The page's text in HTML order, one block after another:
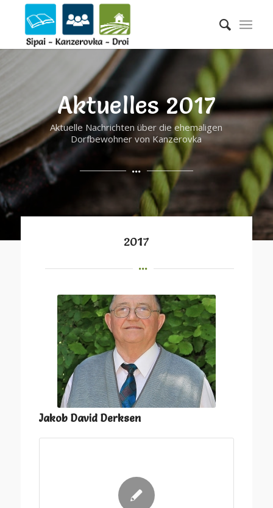
Aktuelles 2017
Aktuelle Nachrichten über die ehemaligen
Dorfbewohner von Kanzerovka
2017
Jakob David Derksen